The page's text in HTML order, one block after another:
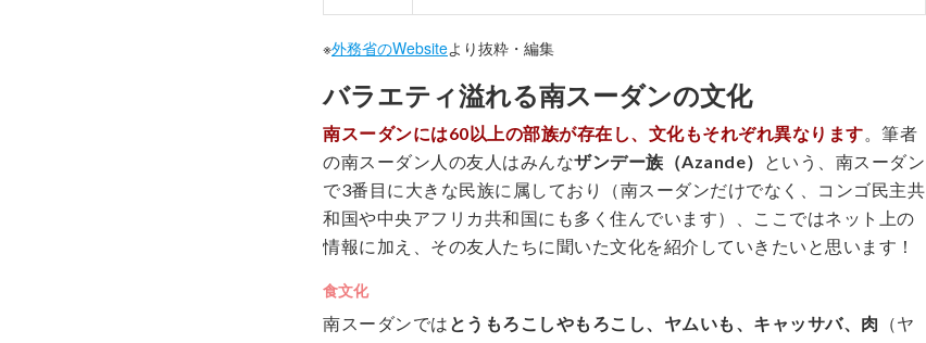
※外務省のWebsiteより抜粋・編集
バラエティ溢れる南スーダンの文化
南スーダンには60以上の部族が存在し、文化もそれぞれ異なります。筆者
の南スーダン人の友人はみんなザンデー族（Azande）
という、南スーダン
で3番目に大きな民族に属しており（南スーダンだけでなく、コンゴ民主共
和国や中央アフリカ共和国にも多く住んでいます）、ここではネット上の
情報に加え、その友人たちに聞いた文化を紹介していきたいと思います！
食文化
南スーダンでは とうもろこしやもろこし、ヤムいも、キャッサバ、肉 （ヤ